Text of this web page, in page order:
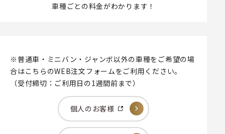
車種ごとの料金がわかります！
※普通車・ミニバン・ジャンボ以外の車種をご希望の場
合はこちらのWEB注文フォームをご利用ください。
（受付締切：ご利用日の1週間前まで）
個人のお客様